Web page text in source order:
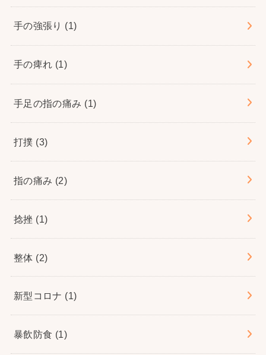
手の強張り (1)
手の痺れ (1)
手足の指の痛み (1)
打撲 (3)
指の痛み (2)
捻挫 (1)
整体 (2)
新型コロナ (1)
暴飲防食 (1)